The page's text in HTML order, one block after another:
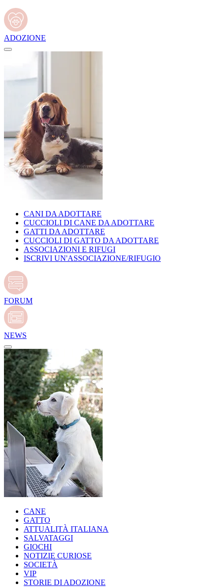
ADOZIONE
CANI DA ADOTTARE
CUCCIOLI DI CANE DA ADOTTARE
GATTI DA ADOTTARE
CUCCIOLI DI GATTO DA ADOTTARE
ASSOCIAZIONI E RIFUGI
ISCRIVI UN'ASSOCIAZIONE/RIFUGIO
FORUM
NEWS
CANE
GATTO
ATTUALITÀ ITALIANA
SALVATAGGI
GIOCHI
NOTIZIE CURIOSE
SOCIETÀ
VIP
STORIE DI ADOZIONE